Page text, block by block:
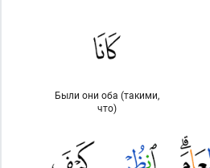
Были они оба (такими,
что)